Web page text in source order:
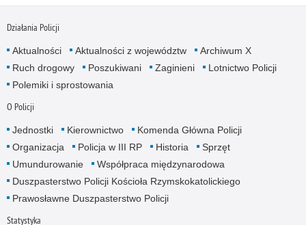
Działania Policji
Aktualności Aktualności z województw
Archiwum X
Ruch drogowy
Poszukiwani Zaginieni
Lotnictwo Policji
Polemiki i sprostowania
O Policji
Jednostki Kierownictwo
Komenda Główna Policji
Organizacja
Policja w III RP Historia
Sprzęt
Umundurowanie
Współpraca międzynarodowa
Duszpasterstwo Policji Kościoła Rzymskokatolickiego
Prawosławne Duszpasterstwo Policji
Statystyka